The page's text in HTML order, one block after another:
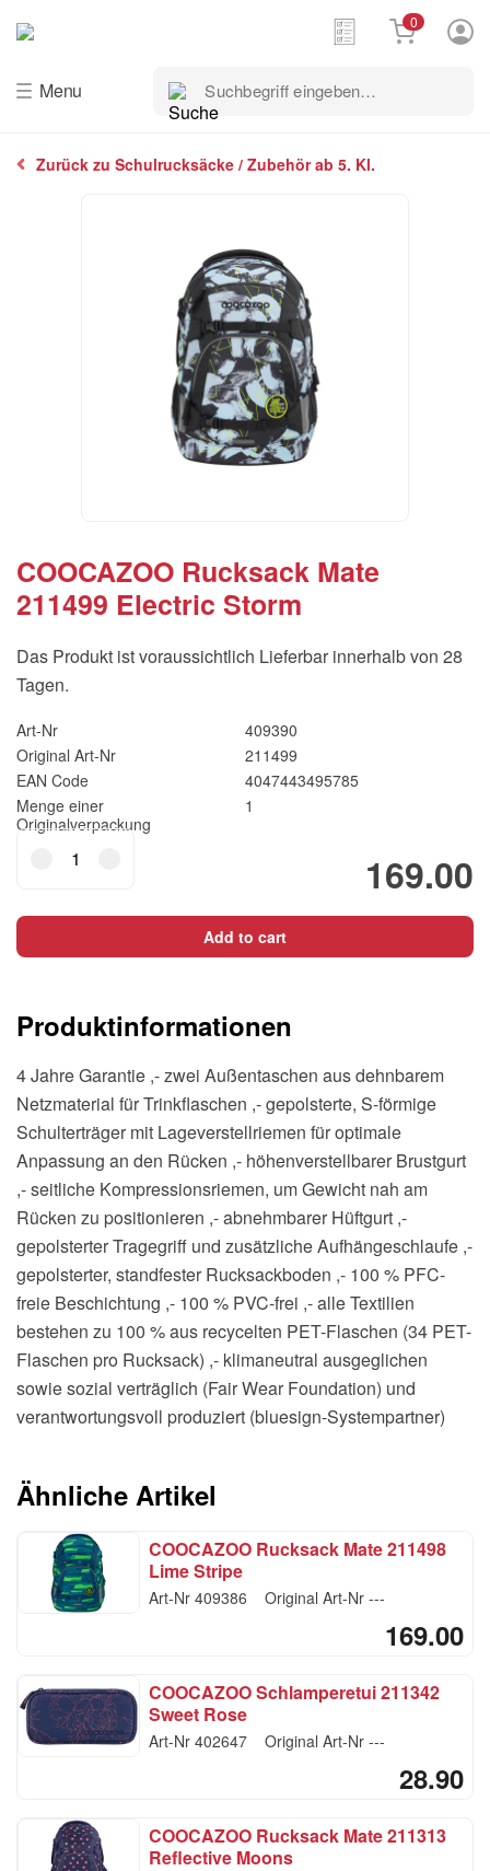
Menu
Suchbegriff
eingeben…
0
Zurück zu Schulrucksäcke / Zubehör ab 5. Kl.
COOCAZOO Rucksack Mate
211499 Electric Storm
Das Produkt ist voraussichtlich Lieferbar innerhalb von 28
Tagen.
Art-Nr
409390
Original Art-Nr
211499
EAN Code
4047443495785
Menge einer
Originalverpackung
1
169.00
COOCAZOO
Rucksack
211499
Electric
Add to cart
Produktinformationen
4 Jahre Garantie ,- zwei Außentaschen aus dehnbarem
Netzmaterial für Trinkflaschen ,- gepolsterte, S-förmige
Schulterträger mit Lageverstellriemen für optimale
Anpassung an den Rücken ,- höhenverstellbarer Brustgurt
,- seitliche Kompressionsriemen, um Gewicht nah am
Rücken zu positionieren ,- abnehmbarer Hüftgurt ,-
gepolsterter Tragegriff und zusätzliche Aufhängeschlaufe ,-
gepolsterter, standfester Rucksackboden ,- 100 % PFC-
freie Beschichtung ,- 100 % PVC-frei ,- alle Textilien
bestehen zu 100 % aus recycelten PET-Flaschen (34 PET-
Flaschen pro Rucksack) ,- klimaneutral ausgeglichen
sowie sozial verträglich (Fair Wear Foundation) und
verantwortungsvoll produziert (bluesign-Systempartner)
Ähnliche Artikel
COOCAZOO Rucksack Mate 211498
Lime Stripe
Art-Nr 409386 Original Art-Nr ---
169.00
COOCAZOO Schlamperetui 211342
Sweet Rose
Art-Nr 402647 Original Art-Nr ---
28.90
COOCAZOO Rucksack Mate 211313
Reflective Moons